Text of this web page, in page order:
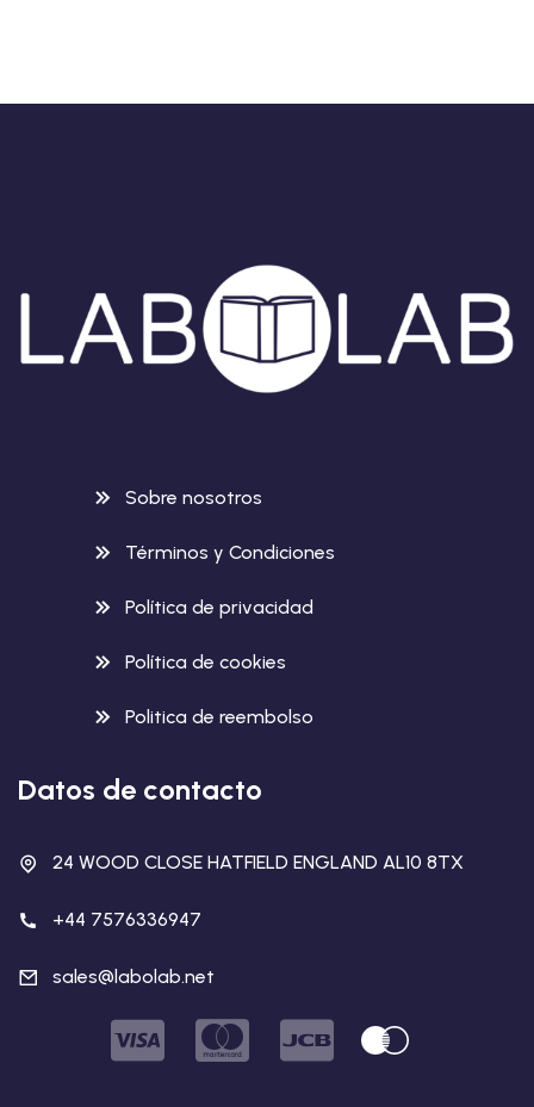
Sobre nosotros
Términos y Condiciones
Política de privacidad
Política de cookies
Politica de reembolso
Datos de contacto
24 WOOD CLOSE HATFIELD ENGLAND AL10 8TX
+44 7576336947
sales@labolab.net